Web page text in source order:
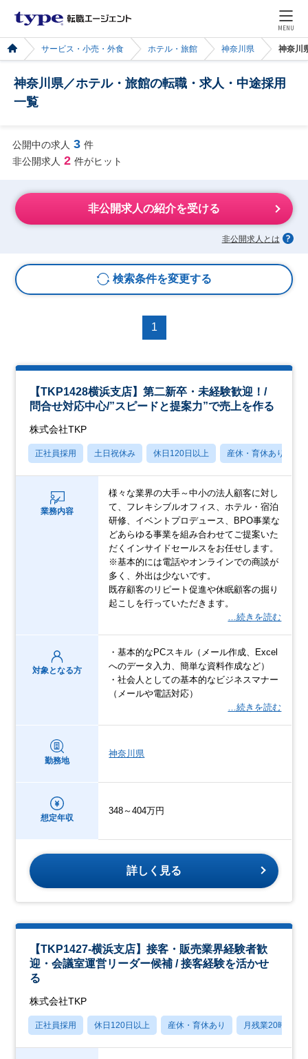
MENU
サービス・小売・外食 ホテル・旅館 神奈川県 神奈川
神奈川県／ホテル・旅館の転職・求人・中途採用
一覧
公開中の求人 3 件
非公開求人 2 件がヒット
非公開求人の紹介を受ける
非公開求人とは
検索条件を変更する
1
【TKP1428横浜支店】第二新卒・未経験歓迎！/
問合せ対応中心/”スピードと提案力”で売上を作る
株式会社TKP
正社員採用 土日祝休み 休日120日以上 産休・育休あり
業務内容
様々な業界の大手～中小の法人顧客に対し
て、フレキシブルオフィス、ホテル・宿泊
研修、イベントプロデュース、BPO事業な
どあらゆる事業を組み合わせてご提案いた
だくインサイドセールスをお任せします。
※基本的には電話やオンラインでの商談が
多く、外出は少ないです。
既存顧客のリピート促進や休眠顧客の掘り
起こしを行っていただきます。
…続きを読む
対象となる方
・基本的なPCスキル（メール作成、Excel
へのデータ入力、簡単な資料作成など）
・社会人としての基本的なビジネスマナー
（メールや電話対応）
…続きを読む
勤務地
神奈川県
想定年収
348～404万円
詳しく見る
【TKP1427-横浜支店】接客・販売業界経験者歓
迎・会議室運営リーダー候補 / 接客経験を活かせ
る
株式会社TKP
正社員採用 休日120日以上 産休・育休あり 月残業20時間以